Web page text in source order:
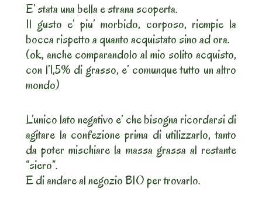
E’ stata una bella e strana scoperta.
Il gusto e’ piu’ morbido, corposo, riempie la
bocca rispetto a quanto acquistato sino ad ora.
(ok, anche comparandolo al mio solito acquisto,
con l’1,5% di grasso, e’ comunque tutto un altro
mondo)
L’unico lato negativo e’ che bisogna ricordarsi di
agitare la confezione prima di utilizzarlo, tanto
da poter mischiare la massa grassa al restante
“siero”.
E di andare al negozio BIO per trovarlo.